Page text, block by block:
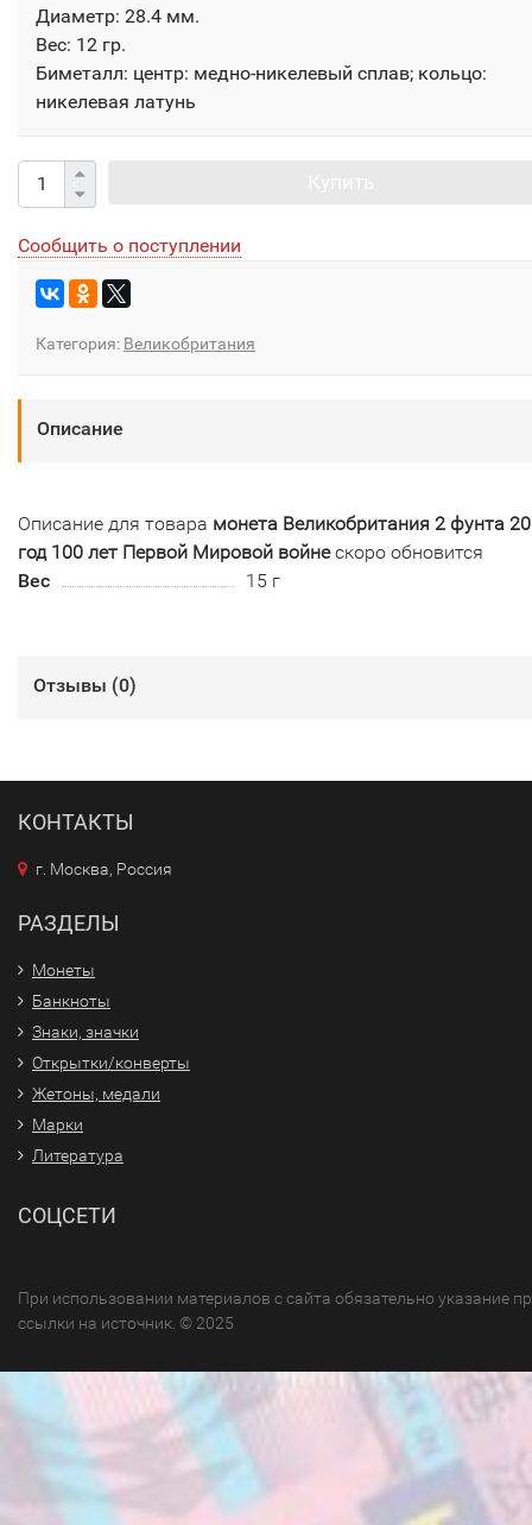
Диаметр: 28.4 мм.
Вес: 12 гр.
Биметалл: центр: медно-никелевый сплав; кольцо:
никелевая латунь
Сообщить о поступлении
Категория: Великобритания
Описание
Описание для товара монета Великобритания 2 фунта
год 100 лет Первой Мировой войнескоро обновится
Вес
15 г
Отзывы (0)
КОНТАКТЫ
г. Москва, Россия
РАЗДЕЛЫ
Монеты
Банкноты
Знаки, значки
Открытки/конверты
Жетоны, медали
Марки
Литература
СОЦСЕТИ
При использовании материалов с сайта обязательно указание
ссылки на источник. © 2025